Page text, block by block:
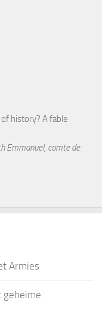
history? A fable
Emmanuel, comte de
Armies
geheime